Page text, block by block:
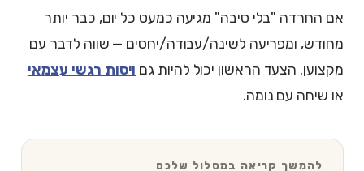
אם החרדה "בלי סיבה" מגיעה כמעט כל יום, כבר יותר
מחודש, ומפריעה לשינה/עבודה/יחסים — שווה לדבר עם
מקצוען. הצעד הראשון יכול להיות גם ויסות רגשי עצמאי
או שיחה עם נומה.
להמשך קריאה במסלול שלכם